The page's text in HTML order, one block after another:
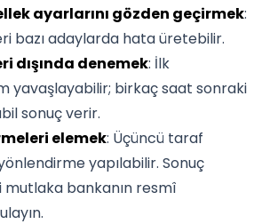
ayarlarını gözden geçirmek:
bazı adaylarda hata üretebilir.
dışında denemek: İlk
yavaşlayabilir; birkaç saat sonraki
sonuç verir.
elemek: Üçüncü taraf
yapılabilir. Sonuç
mutlaka bankanın resmî